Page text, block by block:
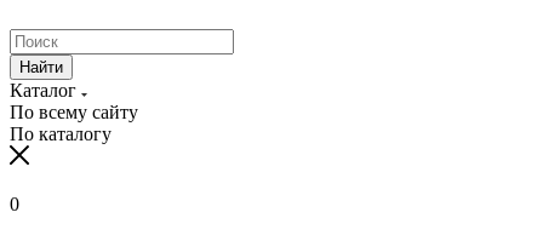
Найти
Каталог
По всему сайту
По каталогу
0